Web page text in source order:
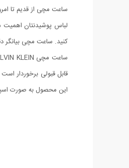
ساعت مچی از قدیم تا
لباس پوشیدنتان
کنید. ساعت مچی بیانگر
ساعت مچی CALVIN KLEIN مدل Jupiter
قابل قبولی برخوردار
این محصول به صورت